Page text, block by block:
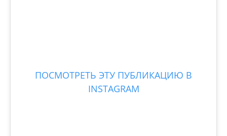
ПОСМОТРЕТЬ ЭТУ ПУБЛИКАЦИЮ В
INSTAGRAM